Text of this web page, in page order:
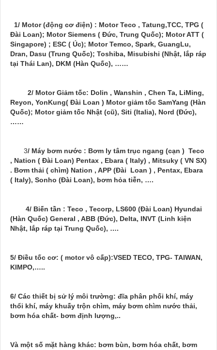
1/ Motor (động cơ điện) : Motor Teco , Tatung,TCC, TPG (
Đài Loan); Motor Siemens ( Đức, Trung Quốc); Motor ATT (
Singapore) ; ESC ( Úc); Motor Temco, Spark, GuangLu,
Dran, Dasu (Trung Quốc); Toshiba, Misubishi (Nhật, lắp ráp
tại Thái Lan), DKM (Hàn Quốc), ……
2/ Motor Giảm tốc: Dolin , Wanshin , Chen Ta, LiMing,
Reyon, YonKung( Đài Loan ) Motor giảm tốc SamYang (Hàn
Quốc); Motor giảm tốc Nhật (cũ), Siti (Italia), Nord (Đức),
……
3/ Máy bơm nước : Bơm ly tâm trục ngang (cạn ) Teco
, Nation ( Đài Loan) Pentax , Ebara ( Italy) , Mitsuky ( VN SX)
. Bơm thải ( chìm) Nation , APP (Đài Loan ) , Pentax, Ebara
( Italy), Sonho (Đài Loan), bơm hỏa tiễn, ….
4/ Biến tần : Teco , Tecorp, LS600 (Đài Loan) Hyundai
(Hàn Quốc) General , ABB (Đức), Delta, INVT (Linh kiện
Nhật, lắp ráp tại Trung Quốc), ….
5/ Điều tốc cơ: ( motor vô cấp):VSED TECO, TPG- TAIWAN,
KIMPO,…..
6/ Các thiết bị sử lý môi trường: đĩa phân phối khí, máy
thổi khí, máy khuấy trộn chìm, máy bơm chìm nước thải,
bơm hóa chất- bơm định lượng,..
Và một số mặt hàng khác: bơm bùn, bơm hóa chất, bơm